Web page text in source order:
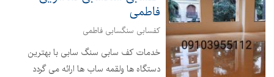
فاطمی
کفسابی سنگسابی فاطمی
خدمات کف سابی سنگ سابی با بهترین
دستگاه ها ولقمه ساب ها ارائه می گردد